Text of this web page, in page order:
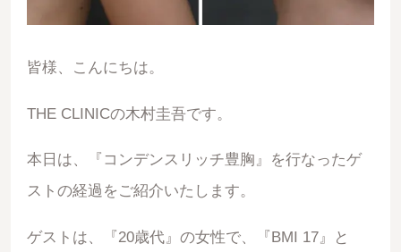
皆様、こんにちは。
THE CLINICの木村圭吾です。
本日は、『コンデンスリッチ豊胸』を行なったゲ
ストの経過をご紹介いたします。
ゲストは、『20歳代』の女性で、『BMI 17』と